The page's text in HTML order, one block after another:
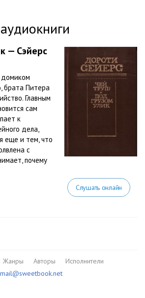
— Сэйерс
брата Питера
Главным
сам
к
дела,
еще и тем, что
с
почему
Слушать онлайн
Жанры Авторы
Исполнители
mail@sweetbook.net